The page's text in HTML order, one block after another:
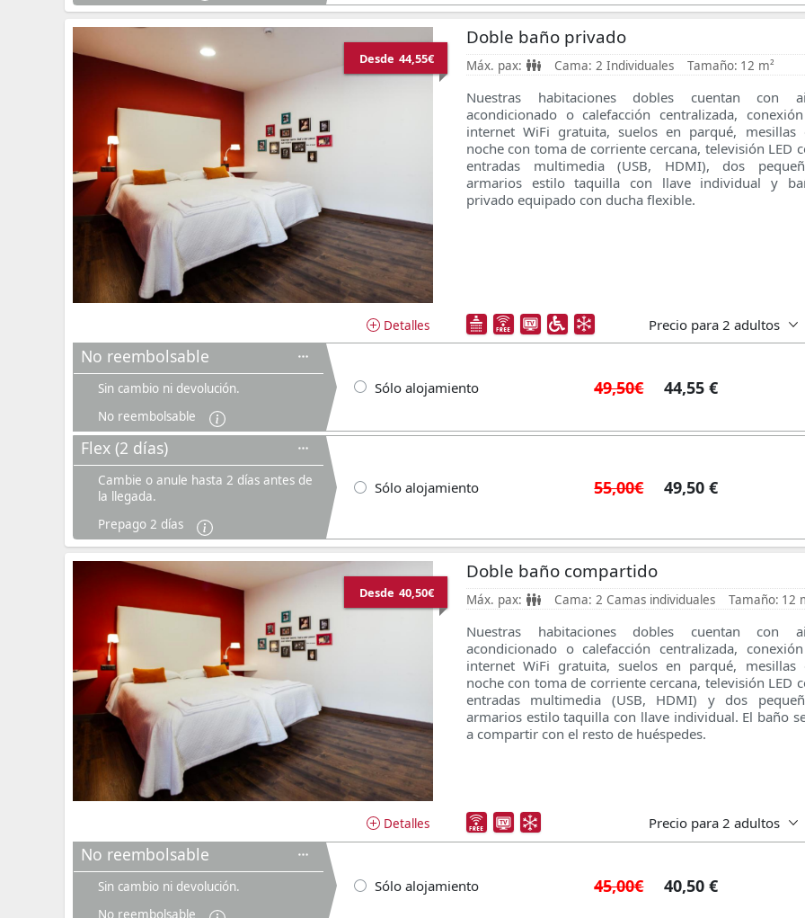
Desde 44,55€
Detalles
Doble baño privado
Máx. pax: Cama: 2 Individuales Tamaño: 12 m²
Nuestras habitaciones dobles cuentan con
acondicionado o calefacción centralizada,
internet WiFi gratuita, suelos en parqué, mesillas
noche con toma de corriente cercana, televisión LED
entradas multimedia (USB, HDMI), dos
armarios estilo taquilla con llave individual y
privado equipado con ducha flexible.
Precio para2 adultos
No reembolsable
Sin cambio ni devolución.
No reembolsable
Sólo alojamiento 49,50€ 44,55 €
Flex (2 días)
Cambie o anule hasta 2 días antes de
la llegada.
Prepago 2 días
Sólo alojamiento 55,00€ 49,50 €
Desde 40,50€
Detalles
Doble baño compartido
Máx. pax: Cama: 2 Camas individuales Tamaño: 12
Nuestras habitaciones dobles cuentan con
acondicionado o calefacción centralizada,
internet WiFi gratuita, suelos en parqué, mesillas
noche con toma de corriente cercana, televisión LED
entradas multimedia (USB, HDMI) y dos
armarios estilo taquilla con llave individual. El baño
a compartir con el resto de huéspedes.
Precio para2 adultos
No reembolsable
Sin cambio ni devolución.
No reembolsable
Sólo alojamiento 45,00€ 40,50 €